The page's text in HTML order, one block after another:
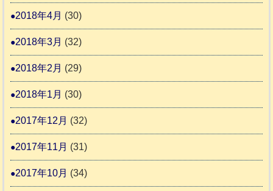
2018年4月 (30)
2018年3月 (32)
2018年2月 (29)
2018年1月 (30)
2017年12月 (32)
2017年11月 (31)
2017年10月 (34)